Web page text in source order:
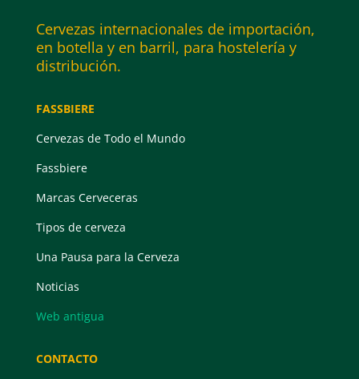
Cervezas internacionales de importación,
en botella y en barril, para hostelería y
distribución.
FASSBIERE
Cervezas de Todo el Mundo
Fassbiere
Marcas Cerveceras
Tipos de cerveza
Una Pausa para la Cerveza
Noticias
Web antigua
CONTACTO